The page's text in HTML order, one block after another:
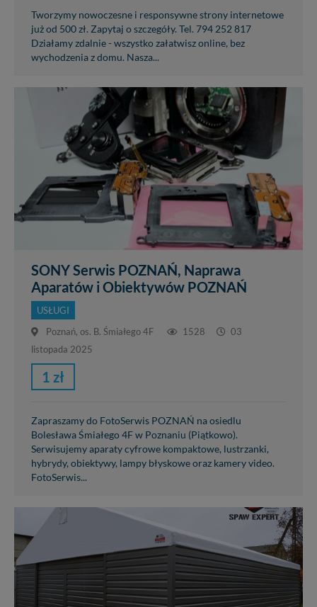
Tworzymy nowoczesne i responsywne strony internetowe
już od 500 zł. Zapytaj o szczegóły. Tel. 794 252 817
Działamy zdalnie - wszystko załatwisz online, bez
wychodzenia z domu. Nasza...
SONY Serwis POZNAŃ, Naprawa
Aparatów i Obiektywów POZNAŃ
USŁUGI
Poznań, os. B. Śmiałego 4F
1528
03
listopada 2025
1 zł
Zapraszamy do FotoSerwis POZNAŃ na osiedlu
Bolesława Śmiałego 4F w Poznaniu (Piątkowo).
Serwisujemy aparaty cyfrowe kompaktowe, lustrzanki,
hybrydy, obiektywy, lampy błyskowe oraz kamery video.
FotoSerwis...